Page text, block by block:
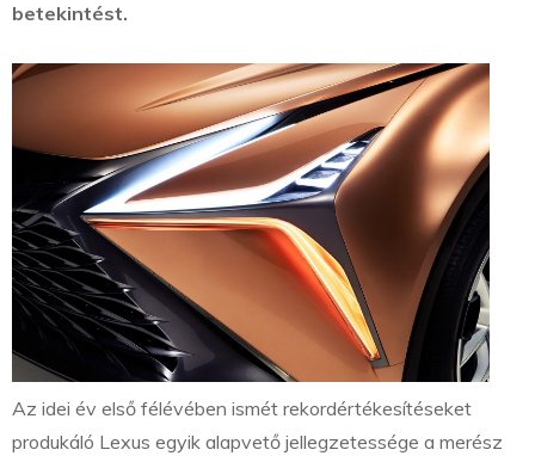
betekintést.
Az idei év első félévében ismét rekordértékesítéseket
produkáló Lexus egyik alapvető jellegzetessége a merész